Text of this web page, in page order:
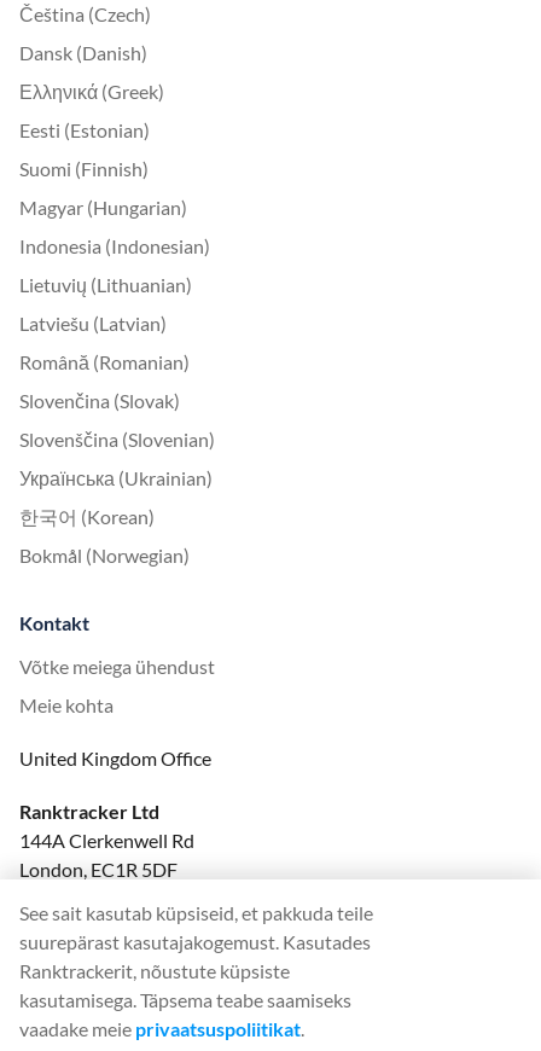
Čeština (Czech)
Dansk (Danish)
Ελληνικά (Greek)
Eesti (Estonian)
Suomi (Finnish)
Magyar (Hungarian)
Indonesia (Indonesian)
Lietuvių (Lithuanian)
Latviešu (Latvian)
Română (Romanian)
Slovenčina (Slovak)
Slovenščina (Slovenian)
Українська (Ukrainian)
한국어 (Korean)
Bokmål (Norwegian)
Kontakt
Võtke meiega ühendust
Meie kohta
United Kingdom Office
Ranktracker Ltd
144A Clerkenwell Rd
London, EC1R 5DF
felix@ranktracker.com
2015 -2026© Ranktracker. All Rights Reserved.
See sait kasutab küpsiseid, et pakkuda teile
suurepärast kasutajakogemust. Kasutades
Ranktrackerit, nõustute küpsiste
kasutamisega. Täpsema teabe saamiseks
vaadake meie privaatsuspoliitikat.